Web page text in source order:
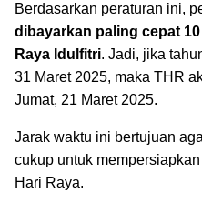
Berdasarkan peraturan ini,
dibayarkan paling cepat
Raya Idulfitri. Jadi, jika
31 Maret 2025, maka THR
Jumat, 21 Maret 2025.
Jarak waktu ini bertujuan
cukup untuk
Hari Raya.